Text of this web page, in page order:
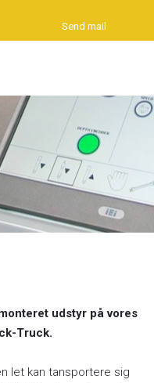
Send mail
udstyr på vores
Truck.
let kan tansportere sig